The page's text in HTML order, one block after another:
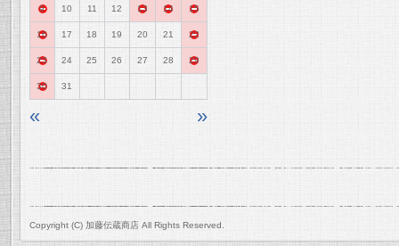
9 10 11 12 13 14 15
16 17 18 19 20 21 22
23 24 25 26 27 28 29
30 31
« »
Copyright (C) 加藤伝蔵商店 All Rights Reserved.